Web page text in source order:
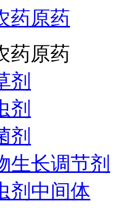
药原药
药原药
剂
剂
剂
生长调节剂
剂中间体